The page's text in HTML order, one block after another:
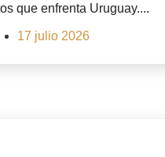
que enfrenta Uruguay....
17 julio 2026